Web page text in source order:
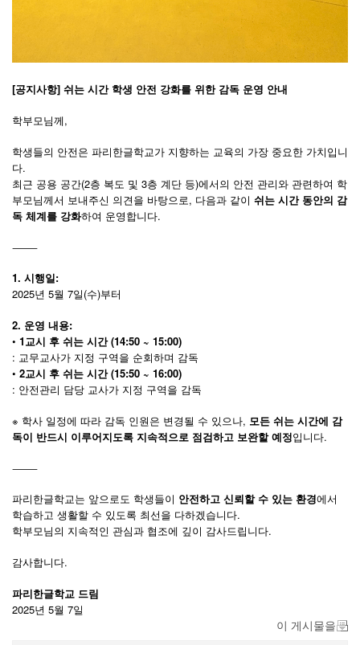
[공지사항] 쉬는 시간 학생 안전 강화를 위한 감독 운영 안내
학부모님께,
학생들의 안전은 파리한글학교가 지향하는 교육의 가장 중요한 가치입니
다.
최근 공용 공간(2층 복도 및 3층 계단 등)에서의 안전 관리와 관련하여 학
부모님께서 보내주신 의견을 바탕으로, 다음과 같이 쉬는 시간 동안의 감
독 체계를 강화하여 운영합니다.
⸻
1. 시행일:
2025년 5월 7일(수)부터
2. 운영 내용:
• 1교시 후 쉬는 시간 (14:50 ~ 15:00)
: 교무교사가 지정 구역을 순회하며 감독
• 2교시 후 쉬는 시간 (15:50 ~ 16:00)
: 안전관리 담당 교사가 지정 구역을 감독
※ 학사 일정에 따라 감독 인원은 변경될 수 있으나, 모든 쉬는 시간에 감
독이 반드시 이루어지도록 지속적으로 점검하고 보완할 예정입니다.
⸻
파리한글학교는 앞으로도 학생들이 안전하고 신뢰할 수 있는 환경에서
학습하고 생활할 수 있도록 최선을 다하겠습니다.
학부모님의 지속적인 관심과 협조에 깊이 감사드립니다.
감사합니다.
파리한글학교 드림
2025년 5월 7일
이 게시물을